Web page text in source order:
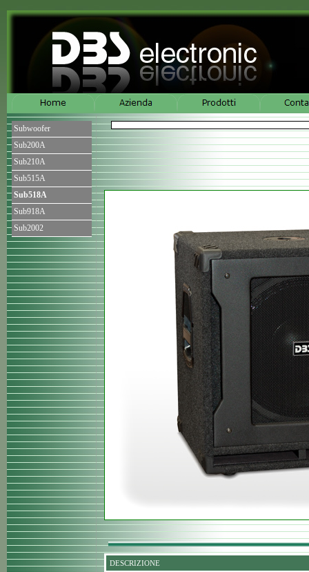
DESCRIZIONE
Subwoofer
Sub200A
Sub210A
Sub515A
Sub518A
Sub918A
Sub2002